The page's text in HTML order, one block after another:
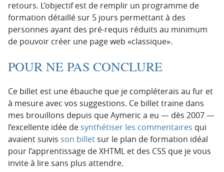
retours. L’objectif est de remplir un programme de
formation détaillé sur 5 jours permettant à des
personnes ayant des pré-requis réduits au minimum
de pouvoir créer une page web «classique».
POUR NE PAS CONCLURE
Ce billet est une ébauche que je compléterais au fur et
à mesure avec vos suggestions. Ce billet traine dans
mes brouillons depuis que Aymeric a eu — dès 2007 —
l’excellente idée de synthétiser les commentaires qui
avaient suivis son billet sur le plan de formation idéal
pour l’apprentissage de XHTML et des CSS que je vous
invite à lire sans plus attendre.